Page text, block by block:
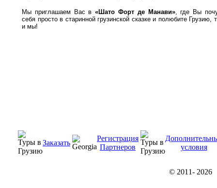
Мы приглашаем Вас в «Шато Форт де Манави», где Вы
себя просто в старинной грузинской сказке и полюбите Грузию,
и мы!
Заказать
Регистрация
Партнеров
условия
© 2011- 2026